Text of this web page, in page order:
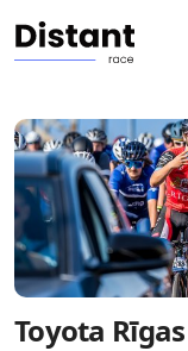
Toyota